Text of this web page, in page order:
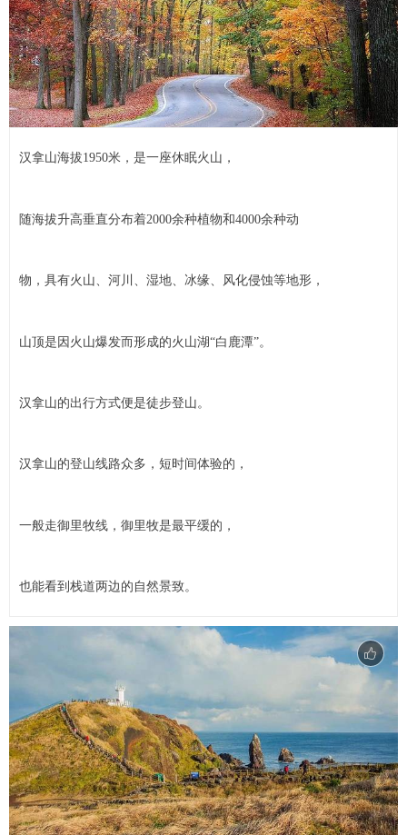
汉拿山海拔1950米，是一座休眠火山，
随海拔升高垂直分布着2000余种植物和4000余种动
物，具有火山、河川、湿地、冰缘、风化侵蚀等地形，
山顶是因火山爆发而形成的火山湖“白鹿潭”。
汉拿山的出行方式便是徒步登山。
汉拿山的登山线路众多，短时间体验的，
一般走御里牧线，御里牧是最平缓的，
也能看到栈道两边的自然景致。